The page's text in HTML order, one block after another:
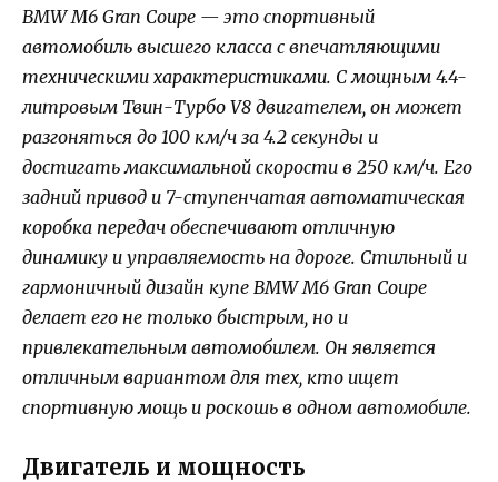
BMW M6 Gran Coupe — это спортивный
автомобиль высшего класса с впечатляющими
техническими характеристиками. С мощным 4.4-
литровым Твин-Турбо V8 двигателем, он может
разгоняться до 100 км/ч за 4.2 секунды и
достигать максимальной скорости в 250 км/ч. Его
задний привод и 7-ступенчатая автоматическая
коробка передач обеспечивают отличную
динамику и управляемость на дороге. Стильный и
гармоничный дизайн купе BMW M6 Gran Coupe
делает его не только быстрым, но и
привлекательным автомобилем. Он является
отличным вариантом для тех, кто ищет
спортивную мощь и роскошь в одном автомобиле.
Двигатель и мощность